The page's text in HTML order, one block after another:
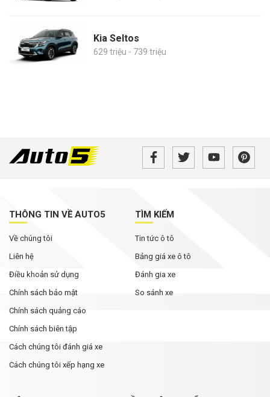
Kia Seltos
629 triệu - 739 triệu
THÔNG TIN VỀ AUTO5
Về chúng tôi
Liên hệ
Điều khoản sử dụng
Chính sách bảo mật
Chính sách quảng cáo
Chính sách biên tập
Cách chúng tôi đánh giá xe
Cách chúng tôi xếp hạng xe
TÌM KIẾM
Tin tức ô tô
Bảng giá xe ô tô
Đánh gia xe
So sánh xe